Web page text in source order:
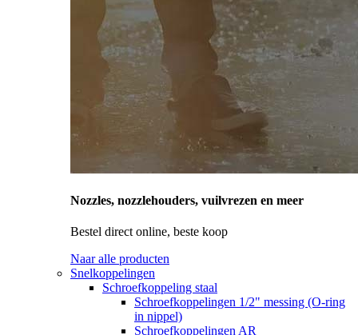
Nozzles, nozzlehouders, vuilvrezen en meer
Bestel direct online, beste koop
Naar alle producten
Snelkoppelingen
Schroefkoppeling staal
Schroefkoppelingen 1/2" messing (O-ring
in nippel)
Schroefkoppelingen AR